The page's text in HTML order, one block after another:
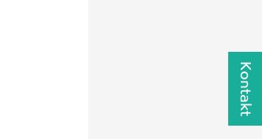
Kontakt